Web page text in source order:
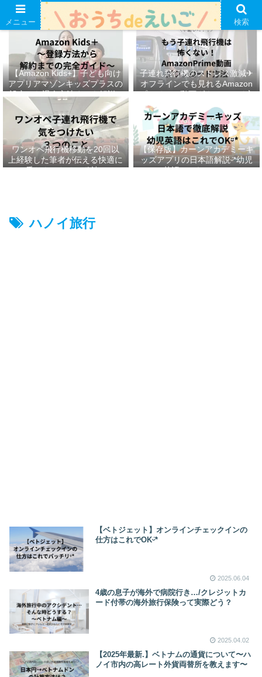
【Amazon Kids+】子ども向け
アプリアマゾンキッズプラスの
設定から退会方法までを解説ᵕ̈*
子連れ飛行機のストレス激減✈︎
オフラインでも見れるAmazon
プライムの動画ダウンロード方
ワンオペ飛行機移動を20回以
上経験した筆者が伝える快適に
乗りきるための秘訣ᵕ̈*
【保存版】カーンアカデミーキ
ッズアプリの日本語解説ᵕ̈*幼児
英語はこれでOKᵕ̈*
ハノイ旅行
【ベトジェット】オンラインチェックインの
仕方はこれでOKᵕ̈*
2025.06.04
4歳の息子が海外で病院行き…/クレジットカ
ード付帯の海外旅行保険って実際どう？
2025.04.02
【2025年最新.】ベトナムの通貨について〜ハ
ノイ市内の高レート外貨両替所を教えます〜
メニュー 検索